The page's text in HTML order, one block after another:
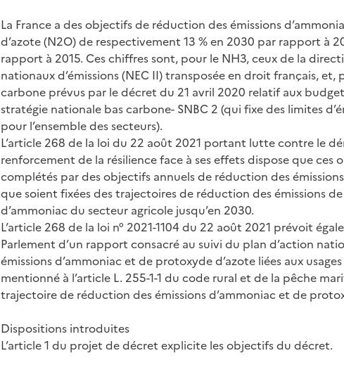
La France a des objectifs de réduction des émissions
d’azote (N2O) de respectivement 13 % en 2030 par rapport à
rapport à 2015. Ces chiffres sont, pour le NH3, ceux de la
nationaux d’émissions (NEC II) transposée en droit français,
carbone prévus par le décret du 21 avril 2020 relatif aux
stratégie nationale bas carbone- SNBC 2 (qui fixe des limites
pour l’ensemble des secteurs).
L’article 268 de la loi du 22 août 2021 portant lutte contre le
renforcement de la résilience face à ses effets dispose que ces
complétés par des objectifs annuels de réduction des
que soient fixées des trajectoires de réduction des émissions
d’ammoniac du secteur agricole jusqu’en 2030.
L’article 268 de la loi n° 2021-1104 du 22 août 2021 prévoit
Parlement d’un rapport consacré au suivi du plan d’action
émissions d’ammoniac et de protoxyde d’azote liées aux
mentionné à l’article L. 255-1-1 du code rural et de la pêche
trajectoire de réduction des émissions d’ammoniac et de
Dispositions introduites
L’article 1 du projet de décret explicite les objectifs du décret.